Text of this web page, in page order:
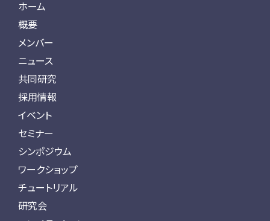
ホーム
概要
メンバー
ニュース
共同研究
採用情報
イベント
セミナー
シンポジウム
ワークショップ
チュートリアル
研究会